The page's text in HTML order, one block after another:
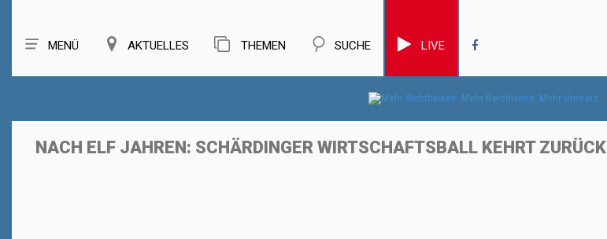
MENÜ AKTUELLES THEMEN SUCHE LIVE
NACH ELF JAHREN: SCHÄRDINGER WIRTSCHAFTSBALL KEHRT ZURÜCK